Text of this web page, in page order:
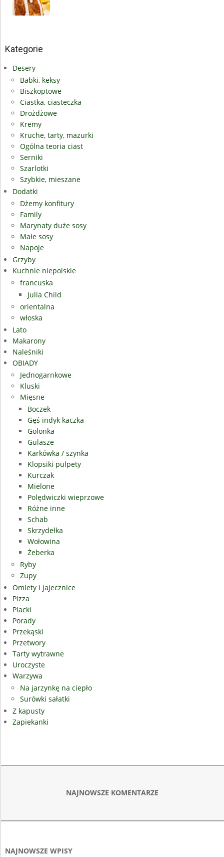
Kategorie
Desery
Babki, keksy
Biszkoptowe
Ciastka, ciasteczka
Drożdżowe
Kremy
Kruche, tarty, mazurki
Ogólna teoria ciast
Serniki
Szarlotki
Szybkie, mieszane
Dodatki
Dżemy konfitury
Family
Marynaty duże sosy
Małe sosy
Napoje
Grzyby
Kuchnie niepolskie
francuska
Julia Child
orientalna
włoska
Lato
Makarony
Naleśniki
OBIADY
Jednogarnkowe
Kluski
Mięsne
Boczek
Gęś indyk kaczka
Golonka
Gulasze
Karkówka / szynka
Klopsiki pulpety
Kurczak
Mielone
Polędwiczki wieprzowe
Różne inne
Schab
Skrzydełka
Wołowina
Żeberka
Ryby
Zupy
Omlety i jajecznice
Pizza
Placki
Porady
Przekąski
Przetwory
Tarty wytrawne
Uroczyste
Warzywa
Na jarzynkę na ciepło
Surówki sałatki
Z kapusty
Zapiekanki
NAJNOWSZE KOMENTARZE
NAJNOWSZE WPISY